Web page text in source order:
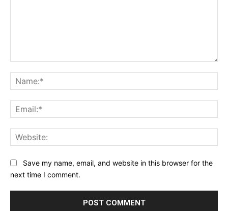
Save my name, email, and website in this browser for the
next time I comment.